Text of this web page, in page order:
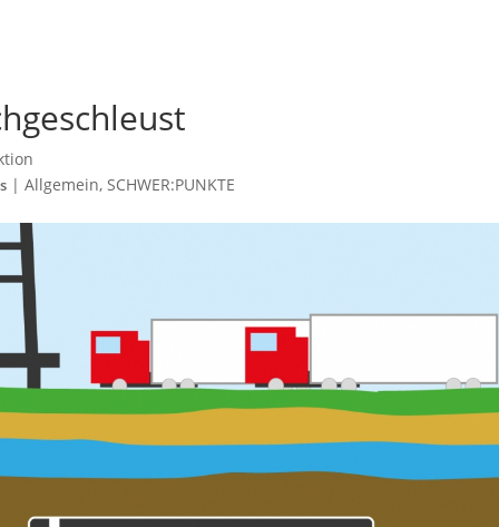
|Allgemein,SCHWER:PUNKTE